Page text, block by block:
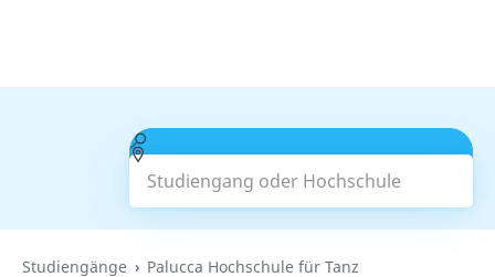
Studiengang oder Hochschule
Suchen
Studiengänge Palucca Hochschule für Tanz